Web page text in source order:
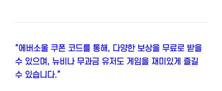
“에버소울 쿠폰 코드를 통해, 다양한 보상을 무료로 받을
수 있으며, 뉴비나 무과금 유저도 게임을 재미있게 즐길
수 있습니다.”